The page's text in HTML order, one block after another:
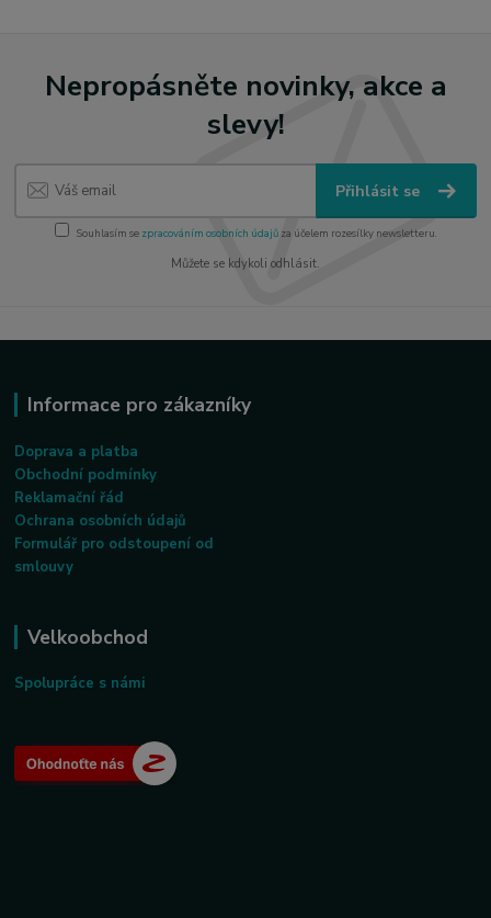
Nepropásněte novinky, akce a
slevy!
Přihlásit se
Souhlasím se zpracováním osobních údajůza účelem rozesílky newsletteru.
Můžete se kdykoli odhlásit.
Informace pro zákazníky
Doprava a platba
Obchodní podmínky
Reklamační řád
Ochrana osobních údajů
Formulář pro odstoupení od
smlouvy
Velkoobchod
Spolupráce s námi